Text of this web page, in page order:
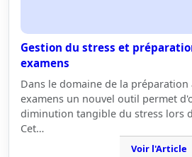
Gestion du stress et
examens
Dans le domaine de la
examens un nouvel outil permet
diminution tangible du stress lors
Cet…
Voir l'Article